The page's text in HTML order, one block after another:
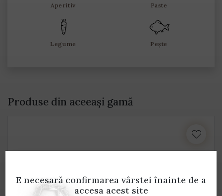
Aperitiv Paste
Legume Pește
Produse din aceeași gamă
E necesară confirmarea vârstei înainte de a
accesa acest site